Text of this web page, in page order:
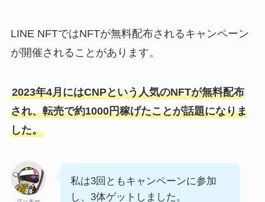
LINE NFTではNFTが無料配布されるキャンペーン
が開催されることがあります。
2023年4月にはCNPという人気のNFTが無料配布
され、転売で約1000円稼げたことが話題になりま
した。
私は3回ともキャンペーンに参加
し、3体ゲットしました。